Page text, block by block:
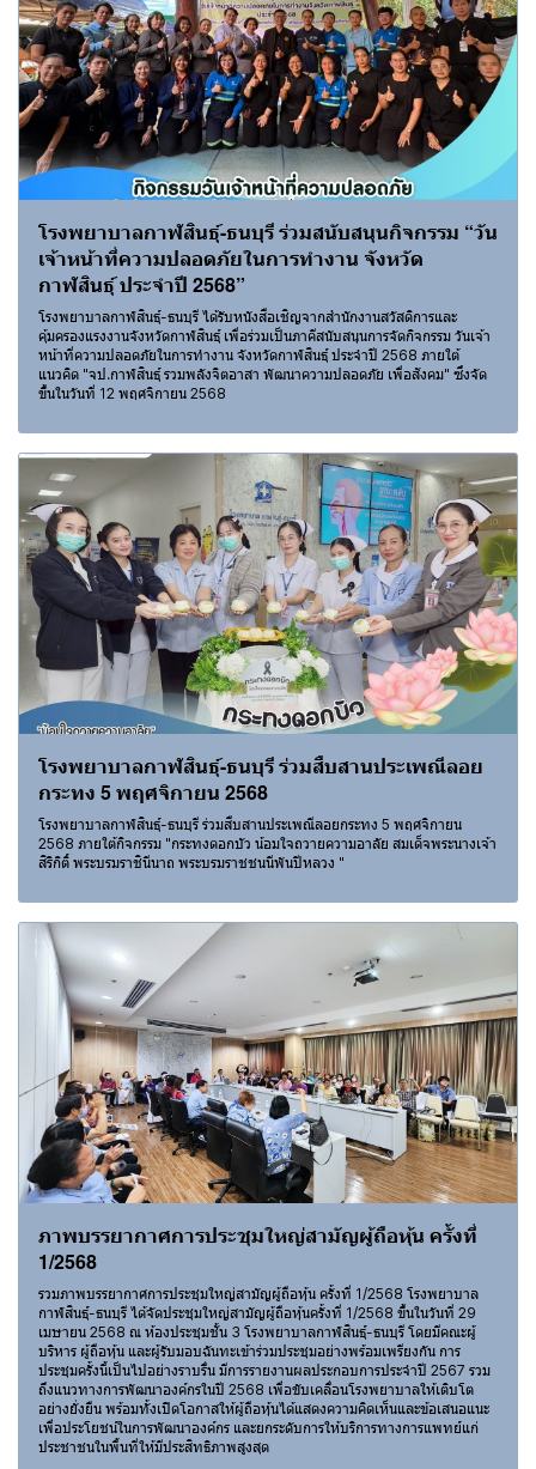
โรงพยาบาลกาฬสินธุ์-ธนบุรี ร่วมสนับสนุนกิจกรรม “วัน
เจ้าหน้าที่ความปลอดภัยในการทำงาน จังหวัด
กาฬสินธุ์ ประจำปี 2568”
โรงพยาบาลกาฬสินธุ์-ธนบุรี ได้รับหนังสือเชิญจากสำนักงานสวัสดิการและ
คุ้มครองแรงงานจังหวัดกาฬสินธุ์ เพื่อร่วมเป็นภาคีสนับสนุนการจัดกิจกรรม วันเจ้า
หน้าที่ความปลอดภัยในการทำงาน จังหวัดกาฬสินธุ์ ประจำปี 2568 ภายใต้
แนวคิด "จป.กาฬสินธุ์ รวมพลังจิตอาสา พัฒนาความปลอดภัย เพื่อสังคม" ซึ่งจัด
ขึ้นในวันที่ 12 พฤศจิกายน 2568
โรงพยาบาลกาฬสินธุ์-ธนบุรี ร่วมสืบสานประเพณีลอย
กระทง 5 พฤศจิกายน 2568
โรงพยาบาลกาฬสินธุ์-ธนบุรี ร่วมสืบสานประเพณีลอยกระทง 5 พฤศจิกายน
2568 ภายใต้กิจกรรม "กระทงดอกบัว น้อมใจถวายความอาลัย สมเด็จพระนางเจ้า
สิริกิติ์ พระบรมราชินีนาถ พระบรมราชชนนีพันปีหลวง "
ภาพบรรยากาศการประชุมใหญ่สามัญผู้ถือหุ้น ครั้งที่
1/2568
รวมภาพบรรยากาศการประชุมใหญ่สามัญผู้ถือหุ้น ครั้งที่ 1/2568 โรงพยาบาล
กาฬสินธุ์-ธนบุรี ได้จัดประชุมใหญ่สามัญผู้ถือหุ้นครั้งที่ 1/2568 ขึ้นในวันที่ 29
เมษายน 2568 ณ ห้องประชุมชั้น 3 โรงพยาบาลกาฬสินธุ์-ธนบุรี โดยมีคณะผู้
บริหาร ผู้ถือหุ้น และผู้รับมอบฉันทะเข้าร่วมประชุมอย่างพร้อมเพรียงกัน การ
ประชุมครั้งนี้เป็นไปอย่างราบรื่น มีการรายงานผลประกอบการประจำปี 2567 รวม
ถึงแนวทางการพัฒนาองค์กรในปี 2568 เพื่อขับเคลื่อนโรงพยาบาลให้เติบโต
อย่างยั่งยืน พร้อมทั้งเปิดโอกาสให้ผู้ถือหุ้นได้แสดงความคิดเห็นและข้อเสนอแนะ
เพื่อประโยชน์ในการพัฒนาองค์กร และยกระดับการให้บริการทางการแพทย์แก่
ประชาชนในพื้นที่ให้มีประสิทธิภาพสูงสุด